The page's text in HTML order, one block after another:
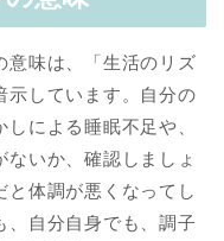
意味は、「生活のリズ
示しています。自分の
による睡眠不足や、
いか、確認しましょ
と体調が悪くなってし
、自分自身でも、調子